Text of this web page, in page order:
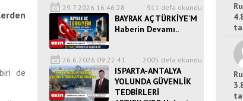
de
29.7.2026 16:46:28 911 defa okundu.
BAYRAK AÇ TÜRKİYE’M
Haberin Devamı..
26.6.2026 09:22:41 2005 defa okundu.
ISPARTA-ANTALYA
YOLUNDA GÜVENLİK
TEDBİRLERİ